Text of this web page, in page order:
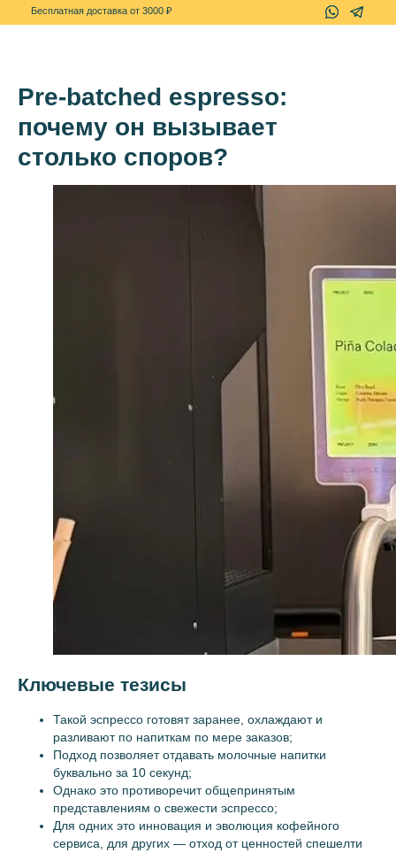
+7(967)-778-
Бесплатная доставка от 3000 ₽
Pre-batched espresso:
почему он вызывает
столько споров?
Ключевые тезисы
Такой эспрессо готовят заранее, охлаждают и
разливают по напиткам по мере заказов;
Подход позволяет отдавать молочные напитки
буквально за 10 секунд;
Однако это противоречит общепринятым
представлениям о свежести эспрессо;
Для одних это инновация и эволюция кофейного
сервиса, для других — отход от ценностей спешелти